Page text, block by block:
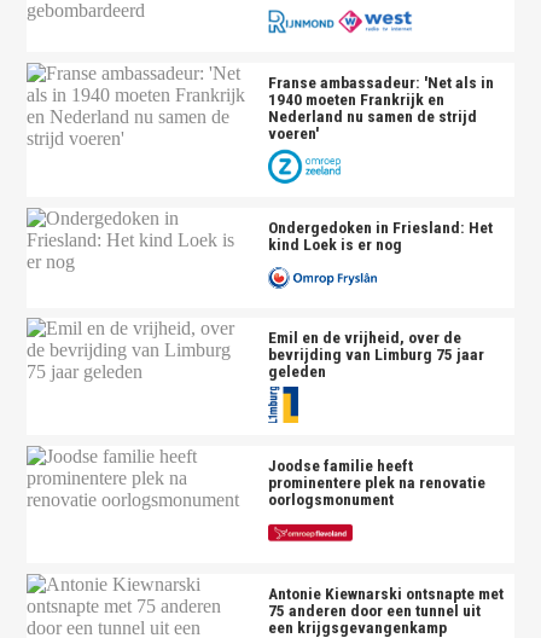
Franse ambassadeur: 'Net als in
1940 moeten Frankrijk en
Nederland nu samen de strijd
voeren'
Ondergedoken in Friesland: Het
kind Loek is er nog
Emil en de vrijheid, over de
bevrijding van Limburg 75 jaar
geleden
Joodse familie heeft
prominentere plek na renovatie
oorlogsmonument
Antonie Kiewnarski ontsnapte met
75 anderen door een tunnel uit
een krijgsgevangenkamp